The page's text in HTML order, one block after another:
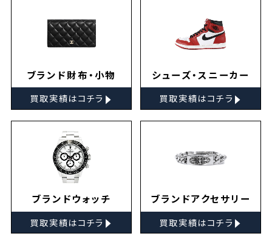
ブランド財布・小物
買取実績はコチラ ▸
シューズ・スニーカー
買取実績はコチラ ▸
ブランドウォッチ
買取実績はコチラ ▸
ブランドアクセサリー
買取実績はコチラ ▸